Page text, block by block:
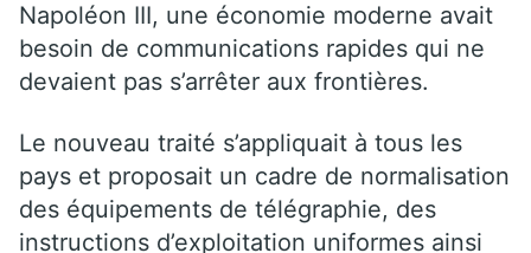
Napoléon III, une économie moderne avait
besoin de communications rapides qui ne
devaient pas s’arrêter aux frontières.
Le nouveau traité s’appliquait à tous les
pays et proposait un cadre de normalisation
des équipements de télégraphie, des
instructions d’exploitation uniformes ainsi